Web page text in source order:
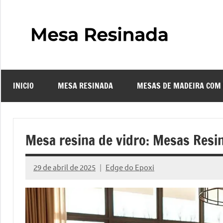
–
uma
resinadas,
a
elegância
INICIO MESA RESINADA MESAS DE MADEIRA
Mesa resina de vidro: Mesas
29 de abril de 2025 Edge do Epoxi
Nenhum
Comentário